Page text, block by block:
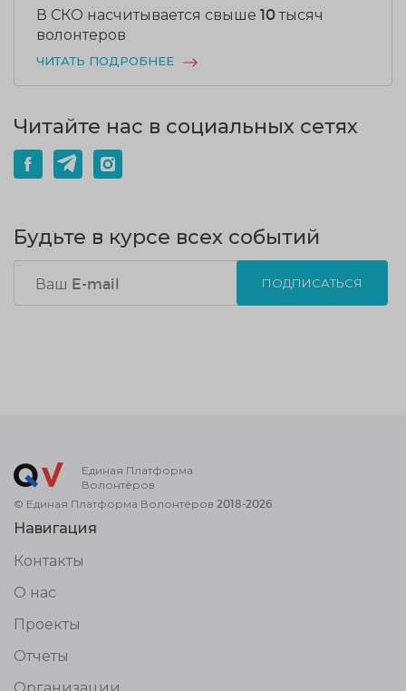
В СКО насчитывается свыше 10 тысяч
волонтеров
ЧИТАТЬ ПОДРОБНЕЕ
Читайте нас в социальных сетях
Будьте в курсе всех событий
ПОДПИСАТЬСЯ
Единая Платформа
Волонтёров
© Единая Платформа Волонтёров 2018-2026
Навигация
Контакты
О нас
Проекты
Отчеты
Организации